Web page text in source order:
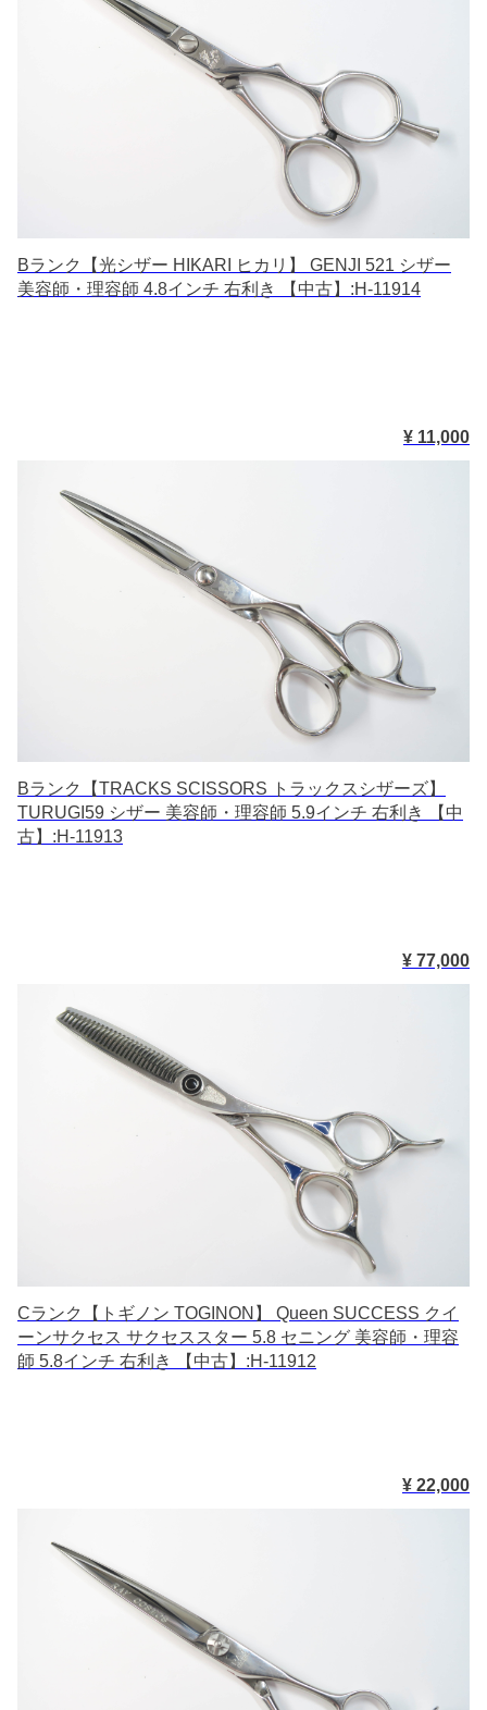
Bランク【光シザー HIKARI ヒカリ】 GENJI 521 シザー
美容師・理容師 4.8インチ 右利き 【中古】:H-11914
¥ 11,000
Bランク【TRACKS SCISSORS トラックスシザーズ】
TURUGI59 シザー 美容師・理容師 5.9インチ 右利き 【中
古】:H-11913
¥ 77,000
Cランク【トギノン TOGINON】 Queen SUCCESS クイ
ーンサクセス サクセススター 5.8 セニング 美容師・理容
師 5.8インチ 右利き 【中古】:H-11912
¥ 22,000